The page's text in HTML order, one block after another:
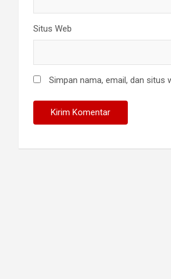
Situs Web
Simpan nama, email, dan situs